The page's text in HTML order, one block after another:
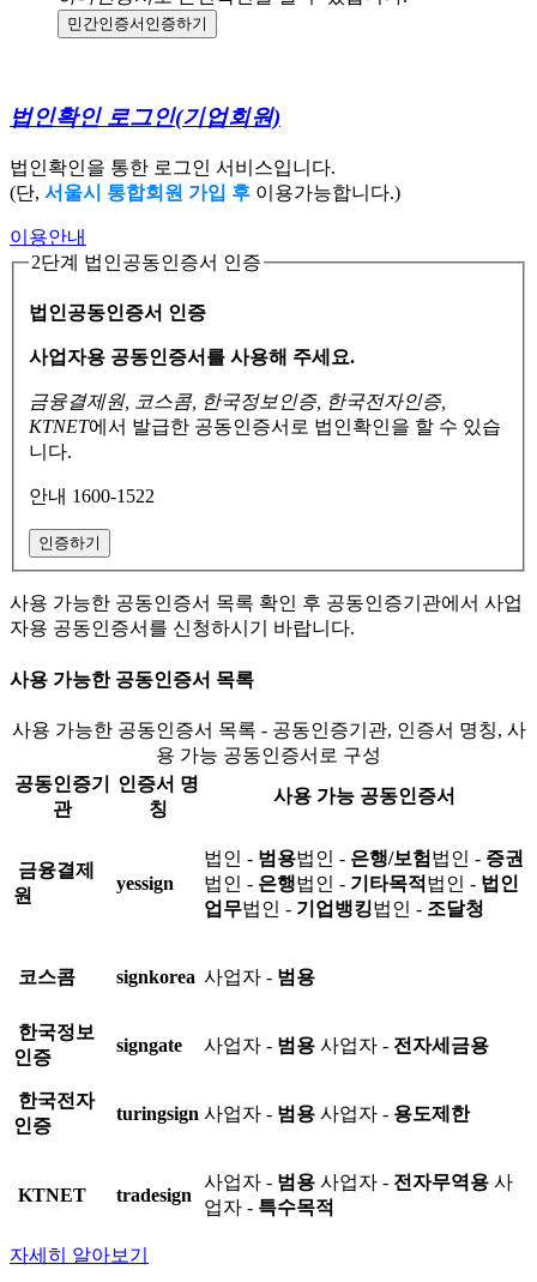
민간인증서 인증하기
법인확인 로그인(기업회원)
법인확인을 통한 로그인 서비스입니다.
(단, 서울시 통합회원 가입 후 이용가능합니다.)
이용안내
2단계 법인공동인증서 인증
법인공동인증서 인증
사업자용 공동인증서를 사용해 주세요.
금융결제원, 코스콤, 한국정보인증, 한국전자인증,
KTNET에서 발급한 공동인증서로 법인확인을 할 수 있습
니다.
안내 1600-1522
인증하기
사용 가능한 공동인증서 목록 확인 후 공동인증기관에서 사업
자용 공동인증서를 신청하시기 바랍니다.
사용 가능한 공동인증서 목록
사용 가능한 공동인증서 목록 - 공동인증기관, 인증서 명칭, 사
용 가능 공동인증서로 구성
공동인증기
관
인증서 명
칭
사용 가능 공동인증서
금융결제
원
yessign
법인 - 범용법인 - 은행/보험 법인 - 증권
법인 - 은행법인 - 기타목적 법인 - 법인
업무법인 - 기업뱅킹법인 - 조달청
코스콤 signkorea 사업자 - 범용
한국정보
인증
signgate 사업자 - 범용 사업자 - 전자세금용
한국전자
인증
turingsign 사업자 - 범용 사업자 - 용도제한
KTNET tradesign
사업자 - 범용 사업자 - 전자무역용 사
업자 - 특수목적
자세히 알아보기